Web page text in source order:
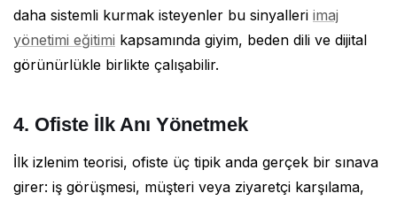
daha sistemli kurmak isteyenler bu sinyalleri imaj
yönetimi eğitimi kapsamında giyim, beden dili ve dijital
görünürlükle birlikte çalışabilir.
4. Ofiste İlk Anı Yönetmek
İlk izlenim teorisi, ofiste üç tipik anda gerçek bir sınava
girer: iş görüşmesi, müşteri veya ziyaretçi karşılama,